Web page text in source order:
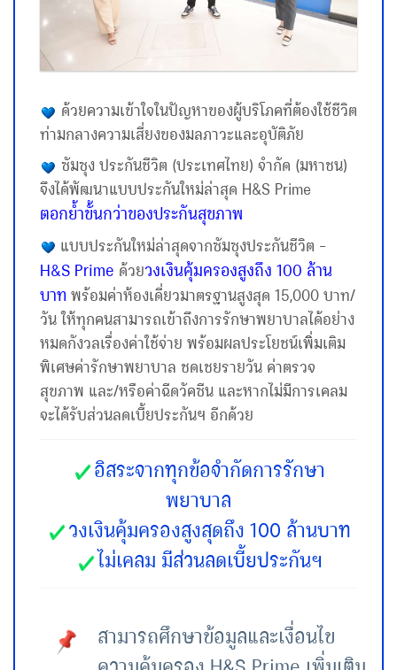
ด้วยความเข้าใจในปัญหาของผู้บริโภคที่ต้องใช้ชีวิต
ท่ามกลางความเสี่ยงของมลภาวะและอุบัติภัย
ซัมซุง ประกันชีวิต (ประเทศไทย) จำกัด (มหาชน)
จึงได้พัฒนาแบบประกันใหม่ล่าสุด H&S Prime
ตอกย้ำขั้นกว่าของประกันสุขภาพ
แบบประกันใหม่ล่าสุดจากซัมซุงประกันชีวิต –
H&S Prime ด้วยวงเงินคุ้มครองสูงถึง 100 ล้าน
บาท พร้อมค่าห้องเดี่ยวมาตรฐานสูงสุด 15,000 บาท/
วัน ให้ทุกคนสามารถเข้าถึงการรักษาพยาบาลได้อย่าง
หมดกังวลเรื่องค่าใช้จ่าย พร้อมผลประโยชน์เพิ่ิมเติม
พิเศษค่ารักษาพยาบาล ชดเชยรายวัน ค่าตรวจ
สุขภาพ และ/หรือค่าฉีดวัคซีน และหากไม่มีการเคลม
จะได้รับส่วนลดเบี้ยประกันฯ อีกด้วย
อิสระจากทุกข้อจำกัดการรักษา
พยาบาล
วงเงินคุ้มครองสูงสุดถึง 100 ล้านบาท
ไม่เคลม มีส่วนลดเบี้ยประกันฯ
สามารถศึกษาข้อมูลและเงื่อนไข